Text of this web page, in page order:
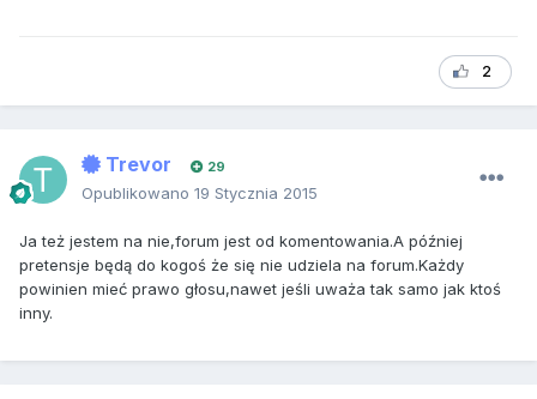
2
Trevor 29
Opublikowano 19 Stycznia 2015
Ja też jestem na nie,forum jest od komentowania.A później
pretensje będą do kogoś że się nie udziela na forum.Każdy
powinien mieć prawo głosu,nawet jeśli uważa tak samo jak ktoś
inny.